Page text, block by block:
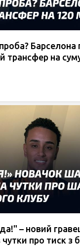
Барселона
трансфер на
– новий
чутки про тиск з